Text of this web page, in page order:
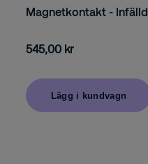
Magnetkontakt - Infälld
545,00 kr
Lägg i kundvagn